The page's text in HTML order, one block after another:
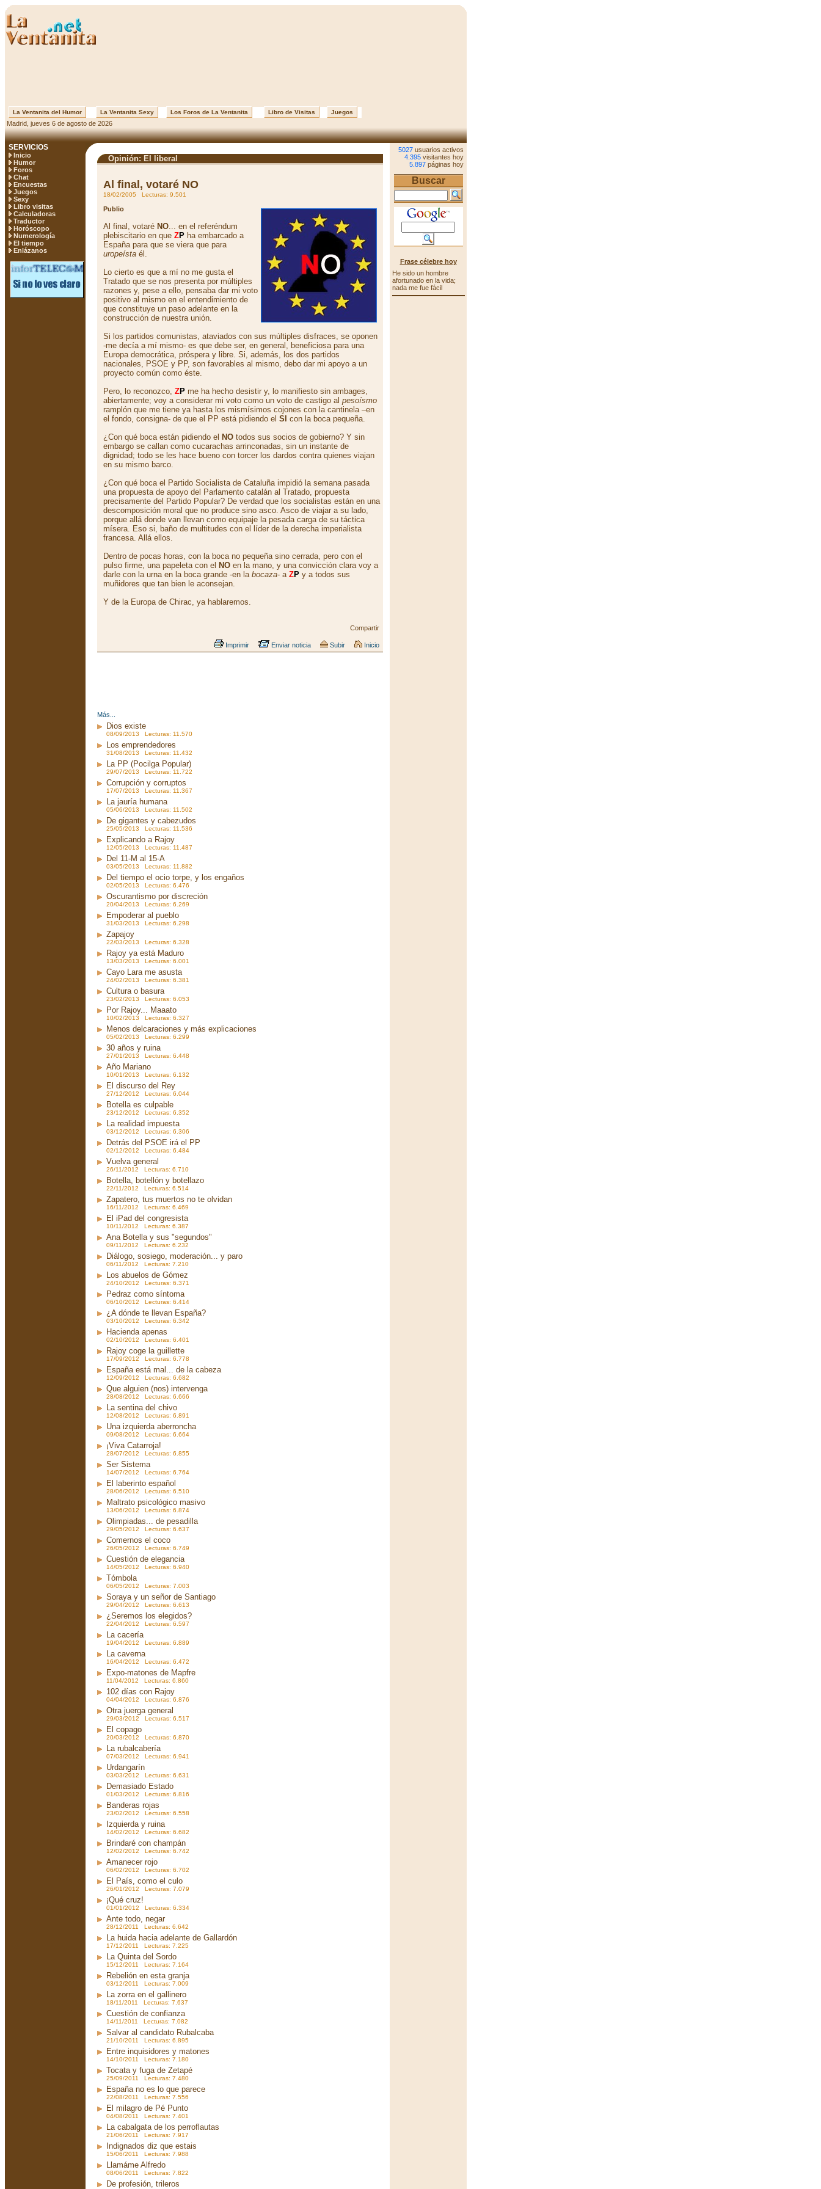
La Ventanita del Humor La Ventanita Sexy Los Foros de La Ventanita Libro de Visitas Juegos
Madrid, jueves 6 de agosto de 2026
SERVICIOS
Inicio
Humor
Foros
Chat
Encuestas
Juegos
Sexy
Libro visitas
Calculadoras
Traductor
Horóscopo
Numerología
El tiempo
Enlázanos
Opinión: El liberal
Al final, votaré NO
18/02/2005 Lecturas: 9.501
Publio
Al final, votaré NO... en el referéndum
plebiscitario en que ZP ha embarcado a
España para que se viera que para
uropeísta él.
Lo cierto es que a mí no me gusta el
Tratado que se nos presenta por múltiples
razones y, pese a ello, pensaba dar mi voto
positivo al mismo en el entendimiento de
que constituye un paso adelante en la
construcción de nuestra unión.
Si los partidos comunistas, ataviados con sus múltiples disfraces, se oponen
-me decía a mí mismo- es que debe ser, en general, beneficiosa para una
Europa democrática, próspera y libre. Si, además, los dos partidos
nacionales, PSOE y PP, son favorables al mismo, debo dar mi apoyo a un
proyecto común como éste.
Pero, lo reconozco, ZP me ha hecho desistir y, lo manifiesto sin ambages,
abiertamente; voy a considerar mi voto como un voto de castigo al pesoísmo
ramplón que me tiene ya hasta los mismísimos cojones con la cantinela –en
el fondo, consigna- de que el PP está pidiendo el SI con la boca pequeña.
¿Con qué boca están pidiendo el NO todos sus socios de gobierno? Y sin
embargo se callan como cucarachas arrinconadas, sin un instante de
dignidad; todo se les hace bueno con torcer los dardos contra quienes viajan
en su mismo barco.
¿Con qué boca el Partido Socialista de Cataluña impidió la semana pasada
una propuesta de apoyo del Parlamento catalán al Tratado, propuesta
precisamente del Partido Popular? De verdad que los socialistas están en una
descomposición moral que no produce sino asco. Asco de viajar a su lado,
porque allá donde van llevan como equipaje la pesada carga de su táctica
mísera. Eso si, baño de multitudes con el líder de la derecha imperialista
francesa. Allá ellos.
Dentro de pocas horas, con la boca no pequeña sino cerrada, pero con el
pulso firme, una papeleta con el NO en la mano, y una convicción clara voy a
darle con la urna en la boca grande -en la bocaza- a ZP y a todos sus
muñidores que tan bien le aconsejan.
Y de la Europa de Chirac, ya hablaremos.
Compartir
Imprimir Enviar noticia Subir Inicio
Más...
Dios existe
08/09/2013 Lecturas: 11.570
Los emprendedores
31/08/2013 Lecturas: 11.432
La PP (Pocilga Popular)
29/07/2013 Lecturas: 11.722
Corrupción y corruptos
17/07/2013 Lecturas: 11.367
La jauría humana
05/06/2013 Lecturas: 11.502
De gigantes y cabezudos
25/05/2013 Lecturas: 11.536
Explicando a Rajoy
12/05/2013 Lecturas: 11.487
Del 11-M al 15-A
03/05/2013 Lecturas: 11.882
Del tiempo el ocio torpe, y los engaños
02/05/2013 Lecturas: 6.476
Oscurantismo por discreción
20/04/2013 Lecturas: 6.269
Empoderar al pueblo
31/03/2013 Lecturas: 6.298
Zapajoy
22/03/2013 Lecturas: 6.328
Rajoy ya está Maduro
13/03/2013 Lecturas: 6.001
Cayo Lara me asusta
24/02/2013 Lecturas: 6.381
Cultura o basura
23/02/2013 Lecturas: 6.053
Por Rajoy... Maaato
10/02/2013 Lecturas: 6.327
Menos delcaraciones y más explicaciones
05/02/2013 Lecturas: 6.299
30 años y ruina
27/01/2013 Lecturas: 6.448
Año Mariano
10/01/2013 Lecturas: 6.132
El discurso del Rey
27/12/2012 Lecturas: 6.044
Botella es culpable
23/12/2012 Lecturas: 6.352
La realidad impuesta
03/12/2012 Lecturas: 6.306
Detrás del PSOE irá el PP
02/12/2012 Lecturas: 6.484
Vuelva general
26/11/2012 Lecturas: 6.710
Botella, botellón y botellazo
22/11/2012 Lecturas: 6.514
Zapatero, tus muertos no te olvidan
16/11/2012 Lecturas: 6.469
El iPad del congresista
10/11/2012 Lecturas: 6.387
Ana Botella y sus "segundos"
09/11/2012 Lecturas: 6.232
Diálogo, sosiego, moderación... y paro
06/11/2012 Lecturas: 7.210
Los abuelos de Gómez
24/10/2012 Lecturas: 6.371
Pedraz como síntoma
06/10/2012 Lecturas: 6.414
¿A dónde te llevan España?
03/10/2012 Lecturas: 6.342
Hacienda apenas
02/10/2012 Lecturas: 6.401
Rajoy coge la guillette
17/09/2012 Lecturas: 6.778
España está mal... de la cabeza
12/09/2012 Lecturas: 6.682
Que alguien (nos) intervenga
28/08/2012 Lecturas: 6.666
La sentina del chivo
12/08/2012 Lecturas: 6.891
Una izquierda aberroncha
09/08/2012 Lecturas: 6.664
¡Viva Catarroja!
28/07/2012 Lecturas: 6.855
Ser Sistema
14/07/2012 Lecturas: 6.764
El laberinto español
28/06/2012 Lecturas: 6.510
Maltrato psicológico masivo
13/06/2012 Lecturas: 6.874
Olimpiadas... de pesadilla
29/05/2012 Lecturas: 6.637
Comernos el coco
26/05/2012 Lecturas: 6.749
Cuestión de elegancia
14/05/2012 Lecturas: 6.940
Tómbola
06/05/2012 Lecturas: 7.003
Soraya y un señor de Santiago
29/04/2012 Lecturas: 6.613
¿Seremos los elegidos?
22/04/2012 Lecturas: 6.597
La cacería
19/04/2012 Lecturas: 6.889
La caverna
16/04/2012 Lecturas: 6.472
Expo-matones de Mapfre
11/04/2012 Lecturas: 6.860
102 días con Rajoy
04/04/2012 Lecturas: 6.876
Otra juerga general
29/03/2012 Lecturas: 6.517
El copago
20/03/2012 Lecturas: 6.870
La rubalcabería
07/03/2012 Lecturas: 6.941
Urdangarín
03/03/2012 Lecturas: 6.631
Demasiado Estado
01/03/2012 Lecturas: 6.816
Banderas rojas
23/02/2012 Lecturas: 6.558
Izquierda y ruina
14/02/2012 Lecturas: 6.682
Brindaré con champán
12/02/2012 Lecturas: 6.742
Amanecer rojo
06/02/2012 Lecturas: 6.702
El País, como el culo
26/01/2012 Lecturas: 7.079
¡Qué cruz!
01/01/2012 Lecturas: 6.334
Ante todo, negar
28/12/2011 Lecturas: 6.642
La huida hacia adelante de Gallardón
17/12/2011 Lecturas: 7.225
La Quinta del Sordo
15/12/2011 Lecturas: 7.164
Rebelión en esta granja
03/12/2011 Lecturas: 7.009
La zorra en el gallinero
18/11/2011 Lecturas: 7.637
Cuestión de confianza
14/11/2011 Lecturas: 7.082
Salvar al candidato Rubalcaba
21/10/2011 Lecturas: 6.895
Entre inquisidores y matones
14/10/2011 Lecturas: 7.180
Tocata y fuga de Zetapé
25/09/2011 Lecturas: 7.480
España no es lo que parece
22/08/2011 Lecturas: 7.556
El milagro de Pé Punto
04/08/2011 Lecturas: 7.401
La cabalgata de los perroflautas
21/06/2011 Lecturas: 7.917
Indignados diz que estais
15/06/2011 Lecturas: 7.988
Llamáme Alfredo
08/06/2011 Lecturas: 7.822
De profesión, trileros
5027 usuarios activos
4.395 visitantes hoy
5.897 páginas hoy
Buscar
Frase célebre hoy
He sido un hombre
afortunado en la vida;
nada me fue fácil